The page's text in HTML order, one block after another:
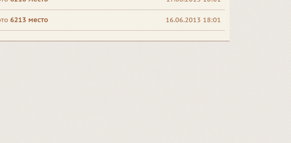
16.06.2013 18:01
6213 место